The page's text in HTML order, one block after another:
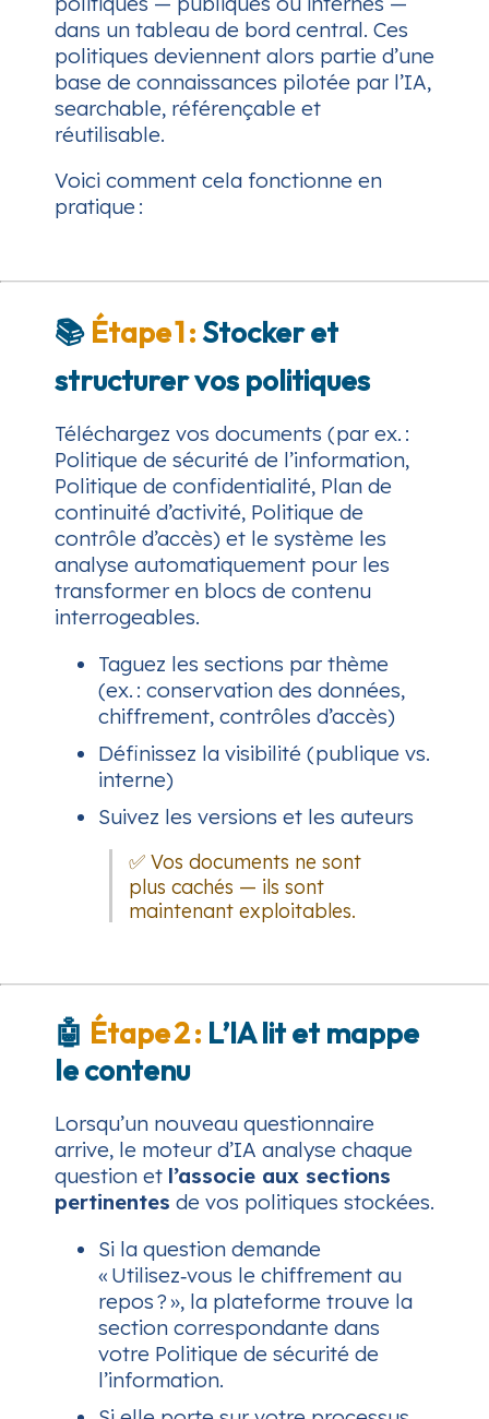
dans un tableau de bord central. Ces
politiques deviennent alors partie d’une
base de connaissances pilotée par l’IA,
searchable, référençable et
réutilisable.
Voici comment cela fonctionne en
pratique :
📚 Étape 1 :Stocker et
structurer vos politiques
Téléchargez vos documents (par ex. :
Politique de sécurité de l’information,
Politique de confidentialité, Plan de
continuité d’activité, Politique de
contrôle d’accès) et le système les
analyse automatiquement pour les
transformer en blocs de contenu
interrogeables.
Taguez les sections par thème
(ex. : conservation des données,
chiffrement, contrôles d’accès)
Définissez la visibilité (publique vs.
interne)
Suivez les versions et les auteurs
✅ Vos documents ne sont
plus cachés — ils sont
maintenant exploitables.
🤖 Étape 2 : L’IA lit et mappe
le contenu
Lorsqu’un nouveau questionnaire
arrive, le moteur d’IA analyse chaque
question et l’associe aux sections
pertinentes de vos politiques stockées.
Si la question demande
« Utilisez‑vous le chiffrement au
repos ? », la plateforme trouve la
section correspondante dans
votre Politique de sécurité de
l’information.